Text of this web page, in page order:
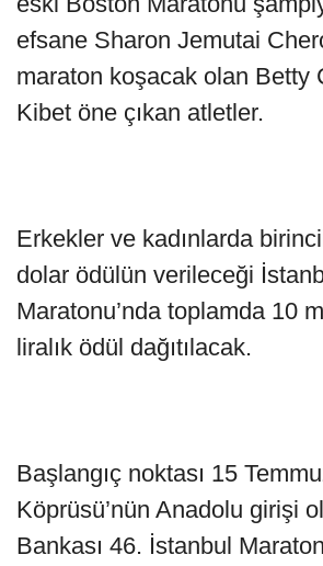
efsane Sharon Jemutai
maraton koşacak olan Betty
Kibet öne çıkan atletler.
Erkekler ve kadınlarda
dolar ödülün verileceği
Maratonu’nda toplamda 10
liralık ödül dağıtılacak.
Başlangıç noktası 15
Köprüsü’nün Anadolu girişi
Bankası 46. İstanbul